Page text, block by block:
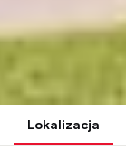
Lokalizacja